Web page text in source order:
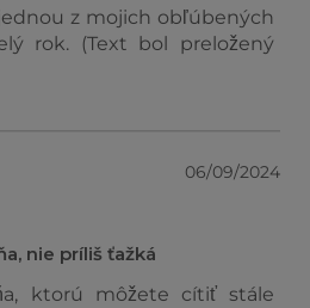
z mojich obľúbených
rok. (Text bol preložený
06/09/2024
nie príliš ťažká
ktorú môžete cítiť stále